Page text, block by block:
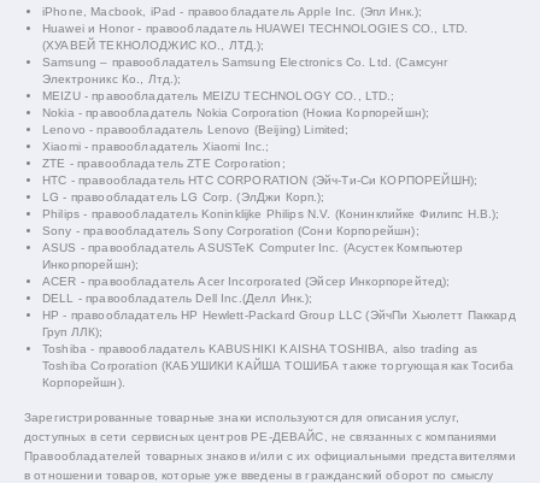
iPhone, Macbook, iPad - правообладатель Apple Inc. (Эпл Инк.);
Huawei и Honor - правообладатель HUAWEI TECHNOLOGIES CO., LTD.
(ХУАВЕЙ ТЕКНОЛОДЖИС КО., ЛТД.);
Samsung – правообладатель Samsung Electronics Co. Ltd. (Самсунг
Электроникс Ко., Лтд.);
MEIZU - правообладатель MEIZU TECHNOLOGY CO., LTD.;
Nokia - правообладатель Nokia Corporation (Нокиа Корпорейшн);
Lenovo - правообладатель Lenovo (Beijing) Limited;
Xiaomi - правообладатель Xiaomi Inc.;
ZTE - правообладатель ZTE Corporation;
HTC - правообладатель HTC CORPORATION (Эйч-Ти-Си КОРПОРЕЙШН);
LG - правообладатель LG Corp. (ЭлДжи Корп.);
Philips - правообладатель Koninklijke Philips N.V. (Конинклийке Филипс Н.В.);
Sony - правообладатель Sony Corporation (Сони Корпорейшн);
ASUS - правообладатель ASUSTeK Computer Inc. (Асустек Компьютер
Инкорпорейшн);
ACER - правообладатель Acer Incorporated (Эйсер Инкорпорейтед);
DELL - правообладатель Dell Inc.(Делл Инк.);
HP - правообладатель HP Hewlett-Packard Group LLC (ЭйчПи Хьюлетт Паккард
Груп ЛЛК);
Toshiba - правообладатель KABUSHIKI KAISHA TOSHIBA, also trading as
Toshiba Corporation (КАБУШИКИ КАЙША ТОШИБА также торгующая как Тосиба
Корпорейшн).
Зарегистрированные товарные знаки используются для описания услуг,
доступных в сети сервисных центров РЕ-ДЕВАЙС, не связанных с компаниями
Правообладателей товарных знаков и/или с их официальными представителями
в отношении товаров, которые уже введены в гражданский оборот по смыслу